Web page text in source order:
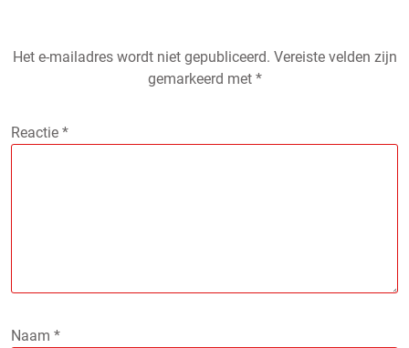
Het e-mailadres wordt niet gepubliceerd. Vereiste velden zijn
gemarkeerd met *
Reactie *
Naam *